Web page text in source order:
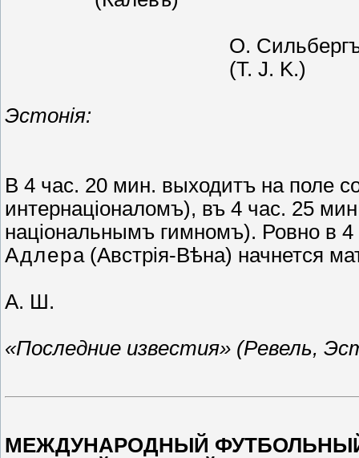
Эстонія:
В 4 час. 20 мин. выходитъ на поле
интернаціоналомъ), въ 4 час. 25
національнымъ гимномъ). Ровно в
Адлера (Австрія-Вѣна) начнется
А. Ш.
«Последние известия» (Ревель,
МЕЖДУНАРОДНЫЙ